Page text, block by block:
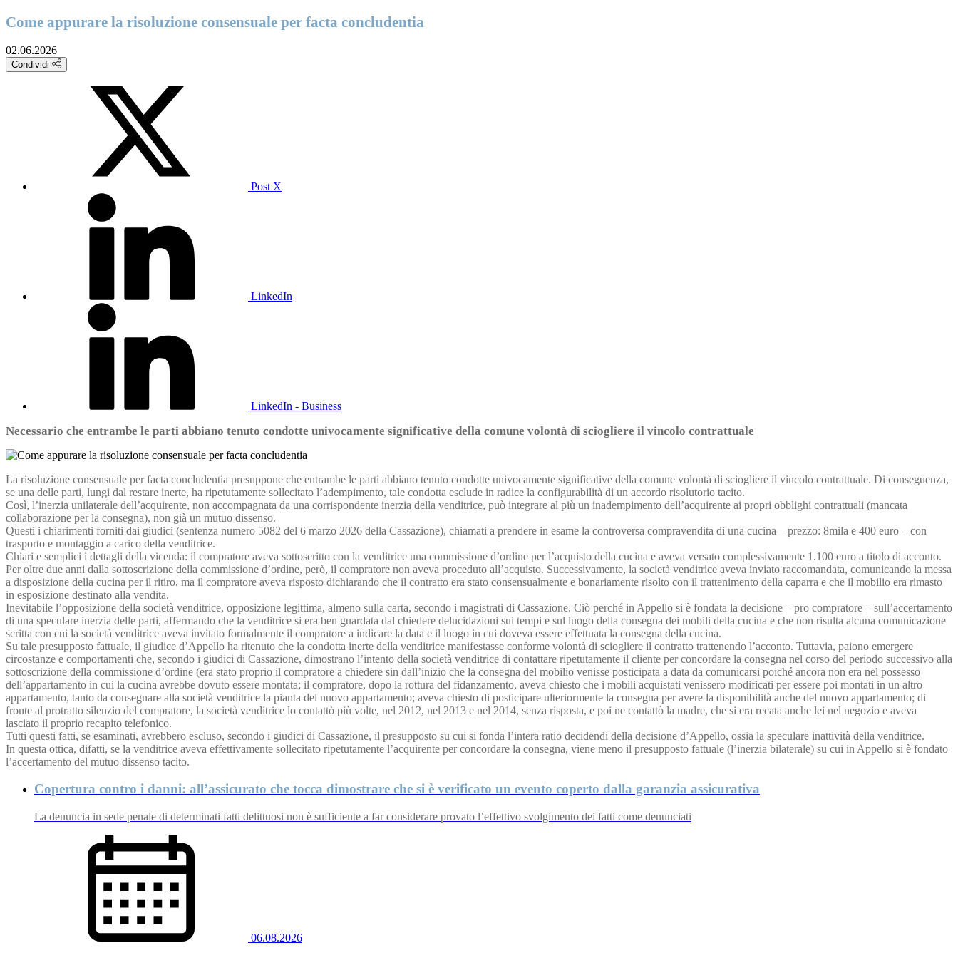
Come appurare la risoluzione consensuale per facta concludentia
02.06.2026
Condividi
Post X
LinkedIn
LinkedIn - Business
Necessario che entrambe le parti abbiano tenuto condotte univocamente significative della comune volontà di sciogliere il vincolo contrattuale
La risoluzione consensuale per facta concludentia presuppone che entrambe le parti abbiano tenuto condotte univocamente significative della comune volontà di sciogliere il vincolo contrattuale. Di conseguenza,
se una delle parti, lungi dal restare inerte, ha ripetutamente sollecitato l’adempimento, tale condotta esclude in radice la configurabilità di un accordo risolutorio tacito.
Così, l’inerzia unilaterale dell’acquirente, non accompagnata da una corrispondente inerzia della venditrice, può integrare al più un inadempimento dell’acquirente ai propri obblighi contrattuali (mancata
collaborazione per la consegna), non già un mutuo dissenso.
Questi i chiarimenti forniti dai giudici (sentenza numero 5082 del 6 marzo 2026 della Cassazione), chiamati a prendere in esame la controversa compravendita di una cucina – prezzo: 8mila e 400 euro – con
trasporto e montaggio a carico della venditrice.
Chiari e semplici i dettagli della vicenda: il compratore aveva sottoscritto con la venditrice una commissione d’ordine per l’acquisto della cucina e aveva versato complessivamente 1.100 euro a titolo di acconto.
Per oltre due anni dalla sottoscrizione della commissione d’ordine, però, il compratore non aveva proceduto all’acquisto. Successivamente, la società venditrice aveva inviato raccomandata, comunicando la messa
a disposizione della cucina per il ritiro, ma il compratore aveva risposto dichiarando che il contratto era stato consensualmente e bonariamente risolto con il trattenimento della caparra e che il mobilio era rimasto
in esposizione destinato alla vendita.
Inevitabile l’opposizione della società venditrice, opposizione legittima, almeno sulla carta, secondo i magistrati di Cassazione. Ciò perché in Appello si è fondata la decisione – pro compratore – sull’accertamento
di una speculare inerzia delle parti, affermando che la venditrice si era ben guardata dal chiedere delucidazioni sui tempi e sul luogo della consegna dei mobili della cucina e che non risulta alcuna comunicazione
scritta con cui la società venditrice aveva invitato formalmente il compratore a indicare la data e il luogo in cui doveva essere effettuata la consegna della cucina.
Su tale presupposto fattuale, il giudice d’Appello ha ritenuto che la condotta inerte della venditrice manifestasse conforme volontà di sciogliere il contratto trattenendo l’acconto. Tuttavia, paiono emergere
circostanze e comportamenti che, secondo i giudici di Cassazione, dimostrano l’intento della società venditrice di contattare ripetutamente il cliente per concordare la consegna nel corso del periodo successivo alla
sottoscrizione della commissione d’ordine (era stato proprio il compratore a chiedere sin dall’inizio che la consegna del mobilio venisse posticipata a data da comunicarsi poiché ancora non era nel possesso
dell’appartamento in cui la cucina avrebbe dovuto essere montata; il compratore, dopo la rottura del fidanzamento, aveva chiesto che i mobili acquistati venissero modificati per essere poi montati in un altro
appartamento, tanto da consegnare alla società venditrice la pianta del nuovo appartamento; aveva chiesto di posticipare ulteriormente la consegna per avere la disponibilità anche del nuovo appartamento; di
fronte al protratto silenzio del compratore, la società venditrice lo contattò più volte, nel 2012, nel 2013 e nel 2014, senza risposta, e poi ne contattò la madre, che si era recata anche lei nel negozio e aveva
lasciato il proprio recapito telefonico.
Tutti questi fatti, se esaminati, avrebbero escluso, secondo i giudici di Cassazione, il presupposto su cui si fonda l’intera ratio decidendi della decisione d’Appello, ossia la speculare inattività della venditrice.
In questa ottica, difatti, se la venditrice aveva effettivamente sollecitato ripetutamente l’acquirente per concordare la consegna, viene meno il presupposto fattuale (l’inerzia bilaterale) su cui in Appello si è fondato
l’accertamento del mutuo dissenso tacito.
Copertura contro i danni: all’assicurato che tocca dimostrare che si è verificato un evento coperto dalla garanzia assicurativa
La denuncia in sede penale di determinati fatti delittuosi non è sufficiente a far considerare provato l’effettivo svolgimento dei fatti come denunciati
06.08.2026